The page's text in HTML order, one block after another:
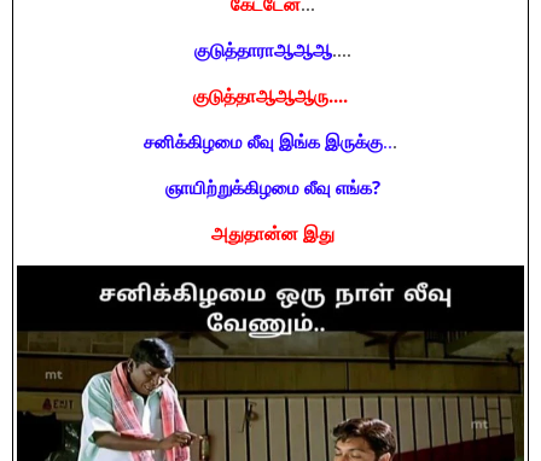
குடுத்தாராஆஆஆ....
குடுத்தாஆஆஆரு....
சனிக்கிழமை லீவு இங்க இருக்கு...
ஞாயிற்றுக்கிழமை லீவு எங்க?
அதுதான்ன இது